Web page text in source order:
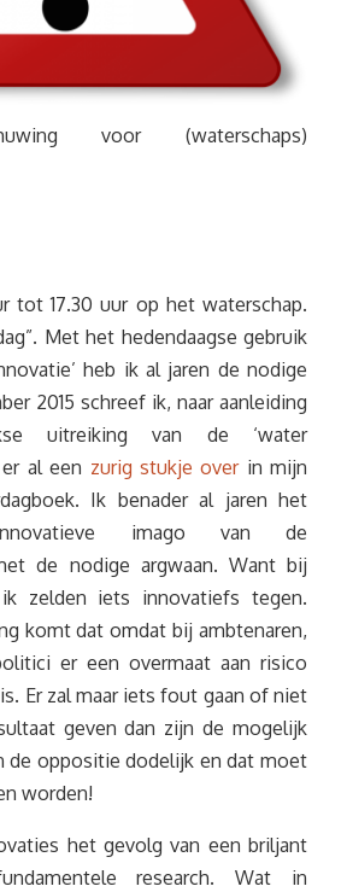
voor (waterschaps)
tot 17.30 uur op het waterschap.
Met het hedendaagse gebruik
heb ik al jaren de nodige
2015 schreef ik, naar aanleiding
uitreiking van de ‘water
al een zurig stukje overin mijn
Ik benader al jaren het
innovatieve imago van de
de nodige argwaan. Want bij
zelden iets innovatiefs tegen.
komt dat omdat bij ambtenaren,
er een overmaat aan risico
Er zal maar iets fout gaan of niet
geven dan zijn de mogelijk
de oppositie dodelijk en dat moet
worden!
het gevolg van een briljant
research. Wat in